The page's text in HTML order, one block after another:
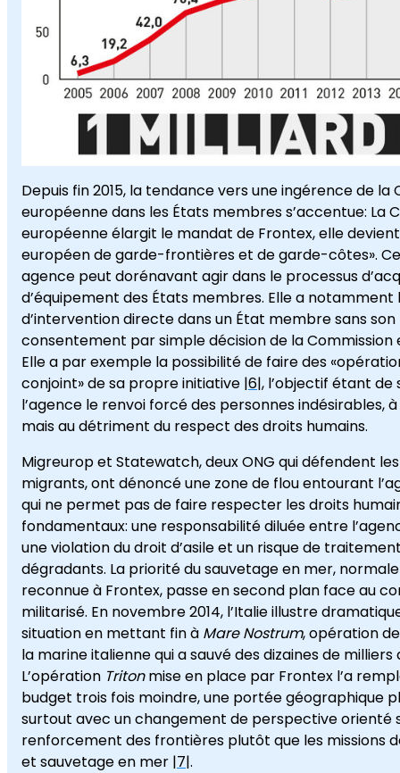
Depuis fin 2015, la tendance vers une ingérence de la
européenne dans les États membres s’accentue: La
européenne élargit le mandat de Frontex, elle
européen de garde-frontières et de garde-côtes».
agence peut dorénavant agir dans le processus
d’équipement des États membres. Elle a notamment
d’intervention directe dans un État membre sans son
consentement par simple décision de la Commission
Elle a par exemple la possibilité de faire des
conjoint» de sa propre initiative |6|, l’objectif étant
l’agence le renvoi forcé des personnes indésirables,
mais au détriment du respect des droits humains.
Migreurop et Statewatch, deux ONG qui défendent
migrants, ont dénoncé une zone de flou entourant
qui ne permet pas de faire respecter les droits
fondamentaux: une responsabilité diluée entre
une violation du droit d’asile et un risque de
dégradants. La priorité du sauvetage en mer,
reconnue à Frontex, passe en second plan face au
militarisé. En novembre 2014, l’Italie illustre
situation en mettant fin à Mare Nostrum, opération
la marine italienne qui a sauvé des dizaines de milliers
L’opération Tritonmise en place par Frontex l’a
budget trois fois moindre, une portée géographique
surtout avec un changement de perspective orienté
renforcement des frontières plutôt que les missions
et sauvetage en mer |7|.